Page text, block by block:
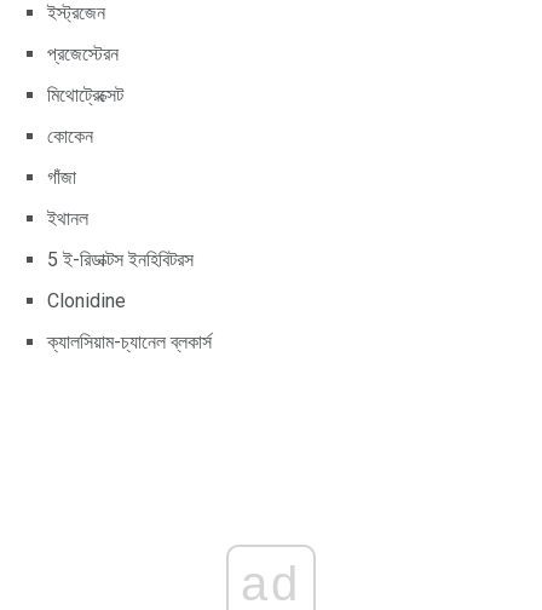
ইস্ট্রজেন
প্রজেস্টেরন
মিথোট্রেক্সেট
কোকেন
গাঁজা
ইথানল
5 ই-রিডাক্টস ইনহিবিটরস
Clonidine
ক্যালসিয়াম-চ্যানেল ব্লকার্স
ad